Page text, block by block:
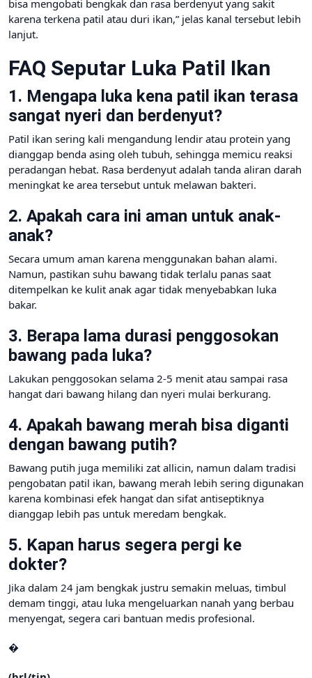
bisa mengobati bengkak dan rasa berdenyut yang sakit
karena terkena patil atau duri ikan,” jelas kanal tersebut lebih
lanjut.
FAQ Seputar Luka Patil Ikan
1. Mengapa luka kena patil ikan terasa
sangat nyeri dan berdenyut?
Patil ikan sering kali mengandung lendir atau protein yang
dianggap benda asing oleh tubuh, sehingga memicu reaksi
peradangan hebat. Rasa berdenyut adalah tanda aliran darah
meningkat ke area tersebut untuk melawan bakteri.
2. Apakah cara ini aman untuk anak-
anak?
Secara umum aman karena menggunakan bahan alami.
Namun, pastikan suhu bawang tidak terlalu panas saat
ditempelkan ke kulit anak agar tidak menyebabkan luka
bakar.
3. Berapa lama durasi penggosokan
bawang pada luka?
Lakukan penggosokan selama 2-5 menit atau sampai rasa
hangat dari bawang hilang dan nyeri mulai berkurang.
4. Apakah bawang merah bisa diganti
dengan bawang putih?
Bawang putih juga memiliki zat allicin, namun dalam tradisi
pengobatan patil ikan, bawang merah lebih sering digunakan
karena kombinasi efek hangat dan sifat antiseptiknya
dianggap lebih pas untuk meredam bengkak.
5. Kapan harus segera pergi ke
dokter?
Jika dalam 24 jam bengkak justru semakin meluas, timbul
demam tinggi, atau luka mengeluarkan nanah yang berbau
menyengat, segera cari bantuan medis profesional.
�